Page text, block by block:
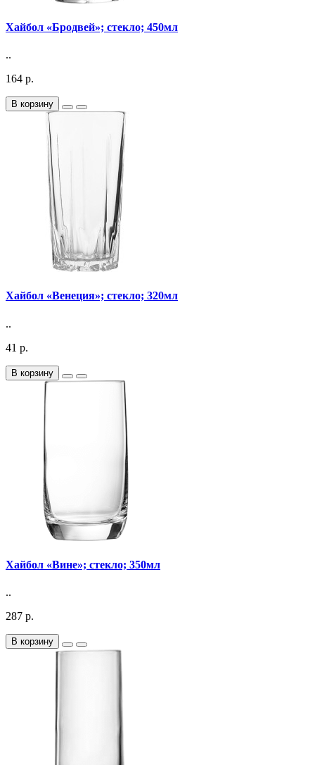
Хайбол «Бродвей»; стекло; 450мл
..
164 р.
В корзину
Хайбол «Венеция»; стекло; 320мл
..
41 р.
В корзину
Хайбол «Вине»; стекло; 350мл
..
287 р.
В корзину